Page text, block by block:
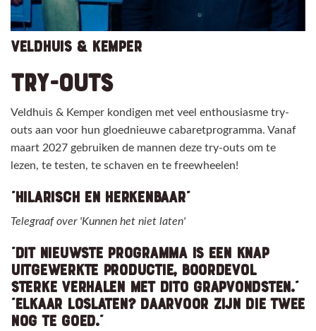
VELDHUIS & KEMPER
TRY-OUTS
Veldhuis & Kemper kondigen met veel enthousiasme try-
outs aan voor hun gloednieuwe cabaretprogramma. Vanaf
maart 2027 gebruiken de mannen deze try-outs om te
lezen, te testen, te schaven en te freewheelen!
“HILARISCH EN HERKENBAAR”
Telegraaf over 'Kunnen het niet laten'
“DIT NIEUWSTE PROGRAMMA IS EEN KNAP
UITGEWERKTE PRODUCTIE, BOORDEVOL
STERKE VERHALEN MET DITO GRAPVONDSTEN."
”ELKAAR LOSLATEN? DAARVOOR ZIJN DIE TWEE
NOG TE GOED."